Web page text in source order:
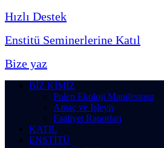
Hızlı Destek
Enstitü Seminerlerine Katıl
Bize yaz
BİZ KİMİZ
Polen Ekoloji Manifestosu
Amaç ve İşleyiş
Faaliyet Raporları
KATIL
ENSTİTÜ